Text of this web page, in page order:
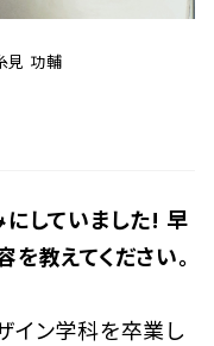
見 功輔
していました! 早
教えてください。
イン学科を卒業し